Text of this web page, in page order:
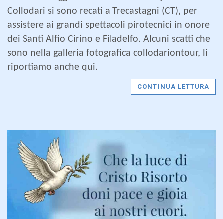
Collodari si sono recati a Trecastagni (CT), per
assistere ai grandi spettacoli pirotecnici in onore
dei Santi Alfio Cirino e Filadelfo. Alcuni scatti che
sono nella galleria fotografica collodariontour, li
riportiamo anche qui.
CONTINUA LETTURA